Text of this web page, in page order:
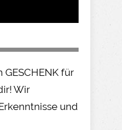
GESCHENK für
Wir
und